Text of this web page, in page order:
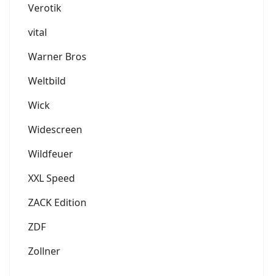
Verotik
vital
Warner Bros
Weltbild
Wick
Widescreen
Wildfeuer
XXL Speed
ZACK Edition
ZDF
Zollner